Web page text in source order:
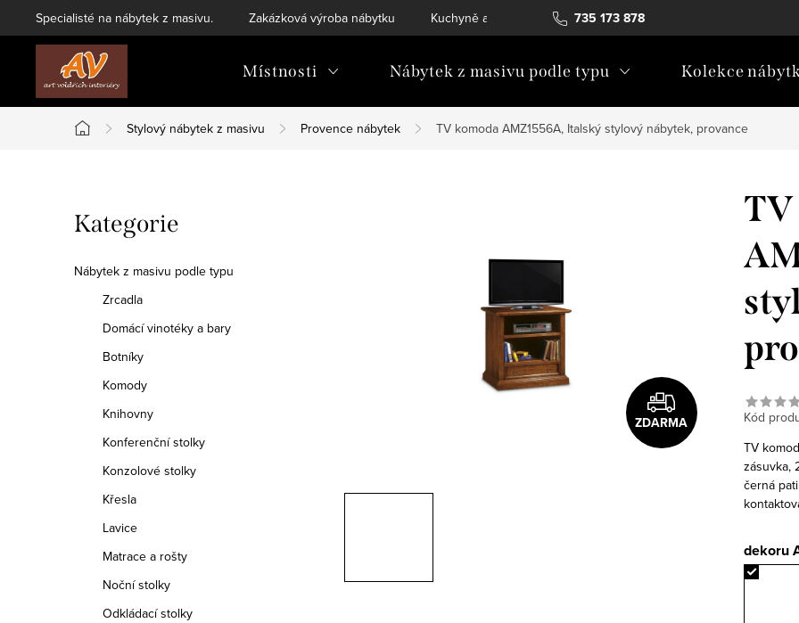
na
735 173 878
Specialisté na nábytek z masivu. Zakázková výroba nábytku Kuchyně a vestavný nábytek Katalogy ke stažení
Místnosti Nábytek z masivu podle typu Kolekce
Domů
Stylový nábytek z masivu Provence nábytek TV komoda AMZ1556A, Italský stylový nábytek, provance
o
s
Přeskočit
kategorie
Kategorie
Nábytek z masivu podle typu
Zrcadla
Domácí vinotéky a bary
Botníky
Komody
Knihovny
Konferenční stolky
Konzolové stolky
Křesla
Lavice
Matrace a rošty
Noční stolky
Odkládací stolky
ZDARMA Kód
TV
zásuvka,
černá
dekoru